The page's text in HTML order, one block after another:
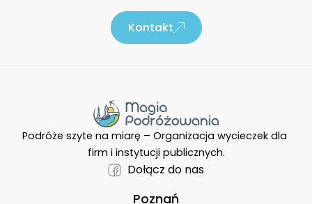
Kontakt
Podróże szyte na miarę – Organizacja wycieczek dla
firm i instytucji publicznych.
Dołącz do nas
Poznań